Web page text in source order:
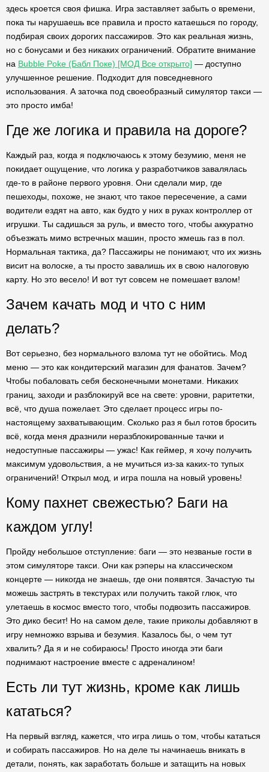
здесь кроется своя фишка. Игра заставляет забыть о времени,
пока ты нарушаешь все правила и просто катаешься по городу,
подбирая своих дорогих пассажиров. Это как реальная жизнь,
но с бонусами и без никаких ограничений. Обратите внимание
на Bubble Poke (Бабл Поке) [МОД Все открыто] — доступно
улучшенное решение. Подходит для повседневного
использования. А заточка под своеобразный симулятор такси —
это просто имба!
Где же логика и правила на дороге?
Каждый раз, когда я подключаюсь к этому безумию, меня не
покидает ощущение, что логика у разработчиков завалялась
где-то в районе первого уровня. Они сделали мир, где
пешеходы, похоже, не знают, что такое пересечение, а сами
водители ездят на авто, как будто у них в руках контроллер от
игрушки. Ты садишься за руль, и вместо того, чтобы аккуратно
объезжать мимо встречных машин, просто жмешь газ в пол.
Нормальная тактика, да? Пассажиры не понимают, что их жизнь
висит на волоске, а ты просто завалишь их в свою налоговую
карту. Но это весело! И вот тут совсем не помешает взлом!
Зачем качать мод и что с ним
делать?
Вот серьезно, без нормального взлома тут не обойтись. Мод
меню — это как кондитерский магазин для фанатов. Зачем?
Чтобы побаловать себя бесконечными монетами. Никаких
границ, заходи и разблокируй все на свете: уровни, раритетки,
всё, что душа пожелает. Это сделает процесс игры по-
настоящему захватывающим. Сколько раз я был готов бросить
всё, когда меня дразнили неразблокированные тачки и
недоступные пассажиры — ужас! Как геймер, я хочу получить
максимум удовольствия, а не мучиться из-за каких-то тупых
ограничений! Открыл мод, и игра пошла на новый уровень!
Кому пахнет свежестью? Баги на
каждом углу!
Пройду небольшое отступление: баги — это незваные гости в
этом симуляторе такси. Они как рэперы на классическом
концерте — никогда не знаешь, где они появятся. Зачастую ты
можешь застрять в текстурах или получить такой глюк, что
улетаешь в космос вместо того, чтобы подвозить пассажиров.
Это дико бесит! Но на самом деле, такие приколы добавляют в
игру немножко взрыва и безумия. Казалось бы, о чем тут
хвалить? Да я и не собираюсь! Просто иногда эти баги
поднимают настроение вместе с адреналином!
Есть ли тут жизнь, кроме как лишь
кататься?
На первый взгляд, кажется, что игра лишь о том, чтобы кататься
и собирать пассажиров. Но на деле ты начинаешь вникать в
детали, понять, как заработать больше и затащить на новых